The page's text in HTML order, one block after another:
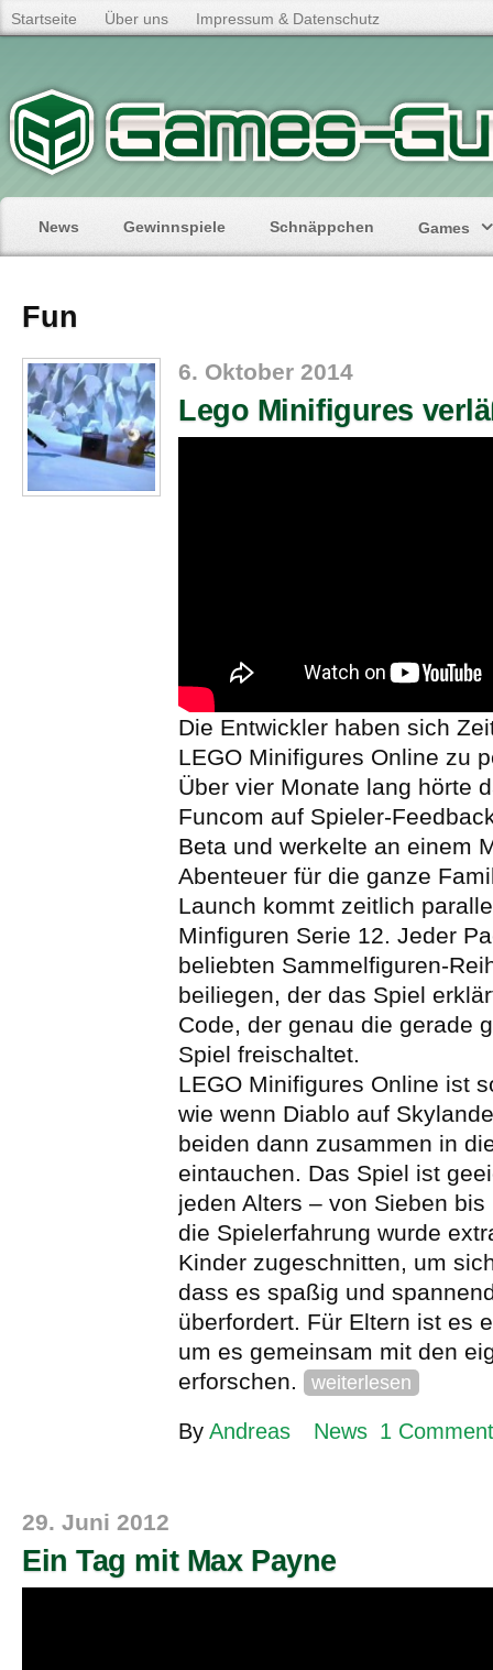
Startseite Über uns Impressum & Datenschutz
News Gewinnspiele Schnäppchen Games
Fun
6. Oktober 2014
Lego Minifigures
Die Entwickler haben sich
LEGO Minifigures Online zu
Über vier Monate lang hörte
Funcom auf Spieler-
Beta und werkelte an einem
Abenteuer für die ganze
Launch kommt zeitlich
Minfiguren Serie 12. Jeder
beliebten Sammelfiguren-
beiliegen, der das Spiel
Code, der genau die gerade
Spiel freischaltet.
LEGO Minifigures Online ist
wie wenn Diablo auf
beiden dann zusammen in
eintauchen. Das Spiel ist
jeden Alters – von Sieben
die Spielerfahrung wurde
Kinder zugeschnitten, um
dass es spaßig und
überfordert. Für Eltern ist es
um es gemeinsam mit den
erforschen.
weiterlesen
By Andreas News 1 Comment
29. Juni 2012
Ein Tag mit Max Payne